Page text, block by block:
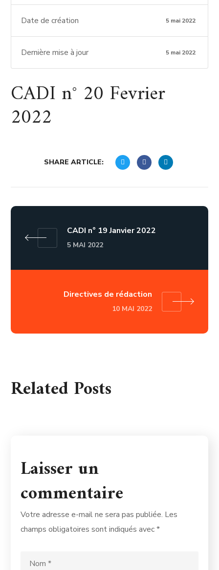
Date de création 5 mai 2022
Dernière mise à jour 5 mai 2022
CADI n° 20 Fevrier
2022
SHARE ARTICLE:
CADI n° 19 Janvier 2022
5 MAI 2022
Directives de rédaction
10 MAI 2022
Related Posts
Laisser un
commentaire
Votre adresse e-mail ne sera pas publiée. Les
champs obligatoires sont indiqués avec*